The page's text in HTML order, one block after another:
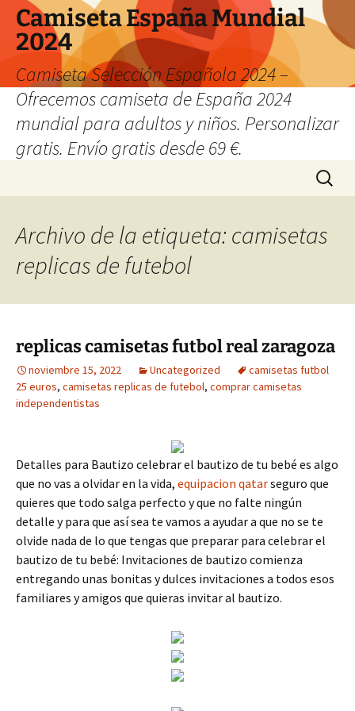
Camiseta España Mundial
2024
Camiseta Selección Española 2024 –
Ofrecemos camiseta de España 2024
mundial para adultos y niños. Personalizar
gratis. Envío gratis desde 69 €.
Buscar:
Archivo de la etiqueta: camisetas
replicas de futebol
replicas camisetas futbol real zaragoza
noviembre 15, 2022 Uncategorized
camisetas futbol
25 euros, camisetas replicas de futebol, comprar camisetas
independentistas
Detalles para Bautizo celebrar el bautizo de tu bebé es algo
que no vas a olvidar en la vida, equipacion qatarseguro que
quieres que todo salga perfecto y que no falte ningún
detalle y para que así sea te vamos a ayudar a que no se te
olvide nada de lo que tengas que preparar para celebrar el
bautizo de tu bebé: Invitaciones de bautizo comienza
entregando unas bonitas y dulces invitaciones a todos esos
familiares y amigos que quieras invitar al bautizo.